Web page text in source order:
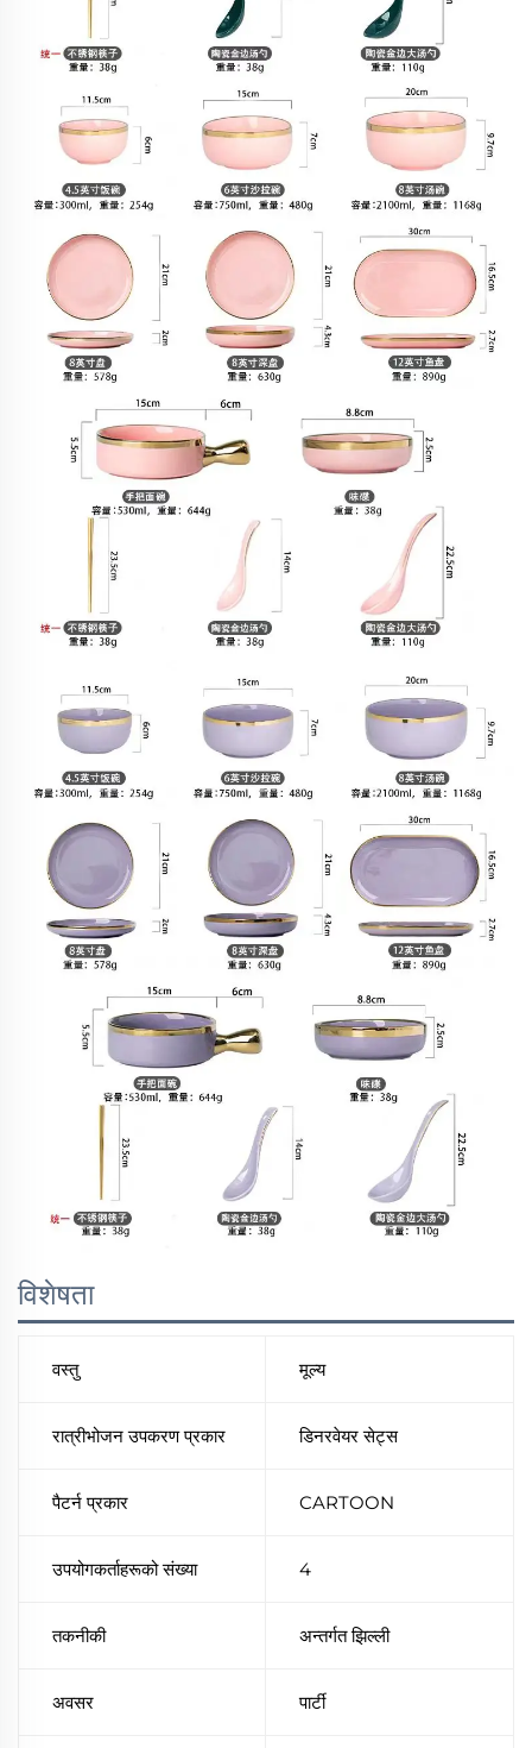
विशेषता
वस्तु मूल्य
रात्रीभोजन उपकरण प्रकार डिनरवेयर सेट्स
पैटर्न प्रकार CARTOON
उपयोगकर्ताहरूको संख्या 4
तकनीकी अन्तर्गत झिल्ली
अवसर पार्टी